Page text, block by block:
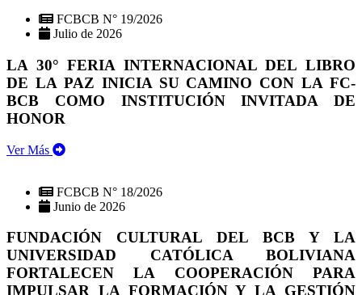
FCBCB N° 19/2026
Julio de 2026
LA 30° FERIA INTERNACIONAL DEL LIBRO
DE LA PAZ INICIA SU CAMINO CON LA FC-
BCB COMO INSTITUCIÓN INVITADA DE
HONOR
Ver Más
FCBCB N° 18/2026
Junio de 2026
FUNDACIÓN CULTURAL DEL BCB Y LA
UNIVERSIDAD CATÓLICA BOLIVIANA
FORTALECEN LA COOPERACIÓN PARA
IMPULSAR LA FORMACIÓN Y LA GESTIÓN